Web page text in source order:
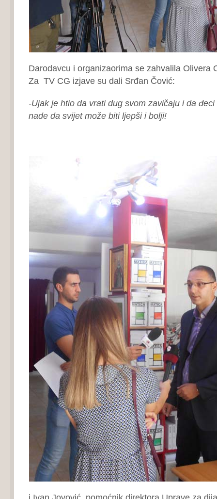
Darodavcu i organizaorima se zahvalila Olivera
Za TV CG izjave su dali Srđan Čović:
-Ujak je htio da vrati dug svom zavičaju i da
nade da svijet može biti ljepši i bolji!